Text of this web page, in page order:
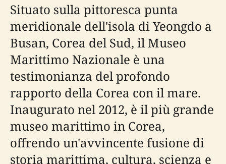
Situato sulla pittoresca punta
meridionale dell'isola di Yeongdo a
Busan, Corea del Sud, il Museo
Marittimo Nazionale è una
testimonianza del profondo
rapporto della Corea con il mare.
Inaugurato nel 2012, è il più grande
museo marittimo in Corea,
offrendo un'avvincente fusione di
storia marittima, cultura, scienza e